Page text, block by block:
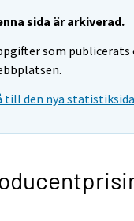
sida är arkiverad.
som publicerats
till den nya